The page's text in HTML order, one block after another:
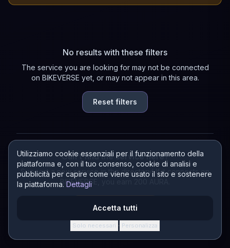
Utilizziamo cookie essenziali per il funzionamento della
piattaforma e, con il tuo consenso, cookie di analisi e
pubblicità per capire come viene usato il sito e sostenere
la piattaforma. Dettagli
Accetta tutti
Solo necessari · Personalizza
No results with these filters
The service you are looking for may not be connected
on BIKEVERSE yet, or may not appear in this area.
Reset filters
Can't find the service here?
Suggest a new service in the directory! If it connects on
BIKEVERSE, you earn 200 AURA.
Suggest a service